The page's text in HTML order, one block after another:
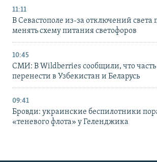
11:11
В Севастополе из-за отключений света
менять схему питания светофоров
10:45
СМИ: В Wildberries сообщили, что часть
перенести в Узбекистан и Беларусь
09:41
Бровди: украинские беспилотники
«теневого флота» у Геленджика